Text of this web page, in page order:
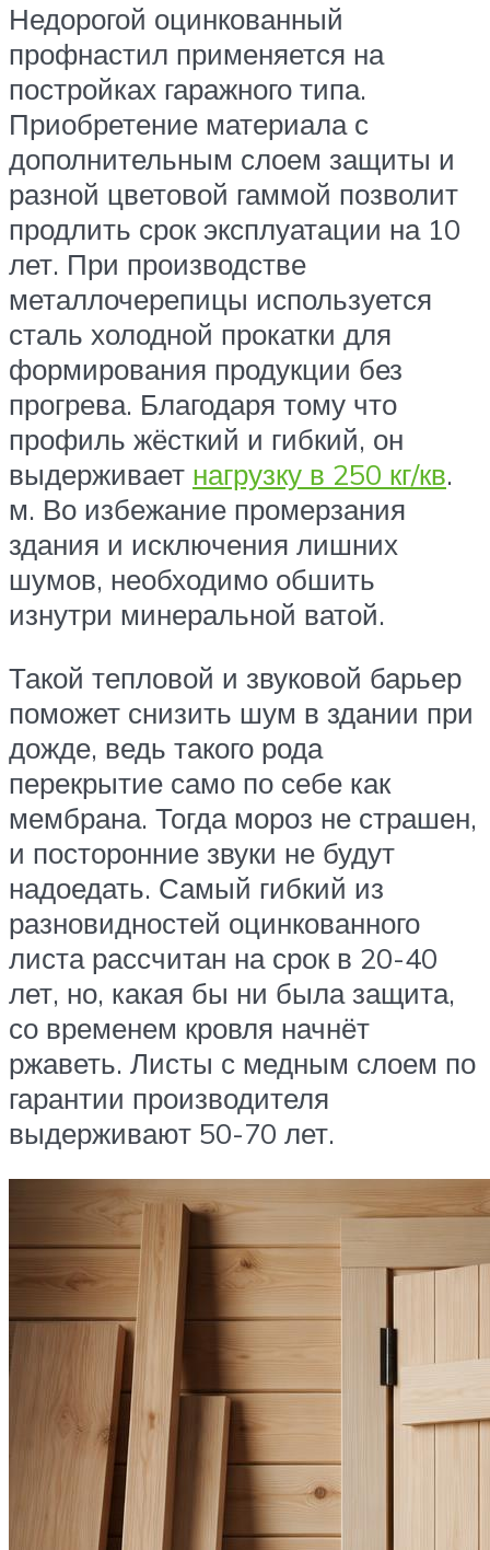
Недорогой оцинкованный
профнастил применяется на
постройках гаражного типа.
Приобретение материала с
дополнительным слоем защиты и
разной цветовой гаммой позволит
продлить срок эксплуатации на 10
лет. При производстве
металлочерепицы используется
сталь холодной прокатки для
формирования продукции без
прогрева. Благодаря тому что
профиль жёсткий и гибкий, он
выдерживает нагрузку в 250 кг/кв.
м. Во избежание промерзания
здания и исключения лишних
шумов, необходимо обшить
изнутри минеральной ватой.
Такой тепловой и звуковой барьер
поможет снизить шум в здании при
дожде, ведь такого рода
перекрытие само по себе как
мембрана. Тогда мороз не страшен,
и посторонние звуки не будут
надоедать. Самый гибкий из
разновидностей оцинкованного
листа рассчитан на срок в 20-40
лет, но, какая бы ни была защита,
со временем кровля начнёт
ржаветь. Листы с медным слоем по
гарантии производителя
выдерживают 50-70 лет.